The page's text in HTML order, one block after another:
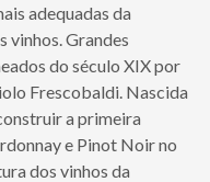
adequadas da
vinhos. Grandes
do século XIX por
Frescobaldi. Nascida
a primeira
e Pinot Noir no
dos vinhos da